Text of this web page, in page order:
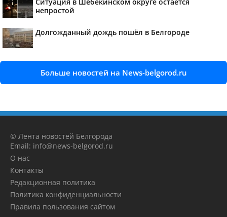
непростой
Долгожданный дождь пошёл в Белгороде
Больше новостей на News-belgorod.ru
© Лента новостей Белгорода
Email: info@news-belgorod.ru
О нас
Контакты
Редакционная политика
Политика конфиденциальности
Правила пользования сайтом